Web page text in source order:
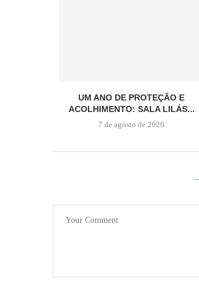
UM ANO DE PROTEÇÃO E
ACOLHIMENTO: SALA LILÁS...
7 de agosto de 2026